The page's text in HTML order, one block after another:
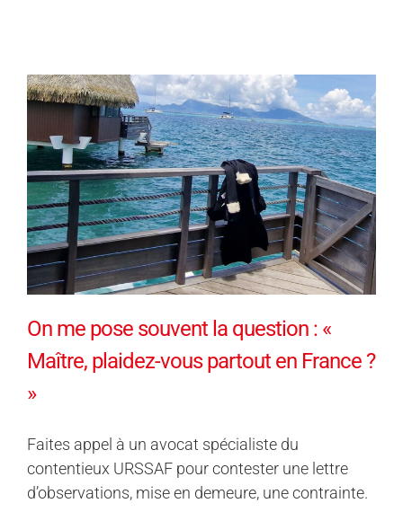
On me pose souvent la question : «
Maître, plaidez-vous partout en France ?
»
Faites appel à un avocat spécialiste du
contentieux URSSAF pour contester une lettre
d’observations, mise en demeure, une contrainte.